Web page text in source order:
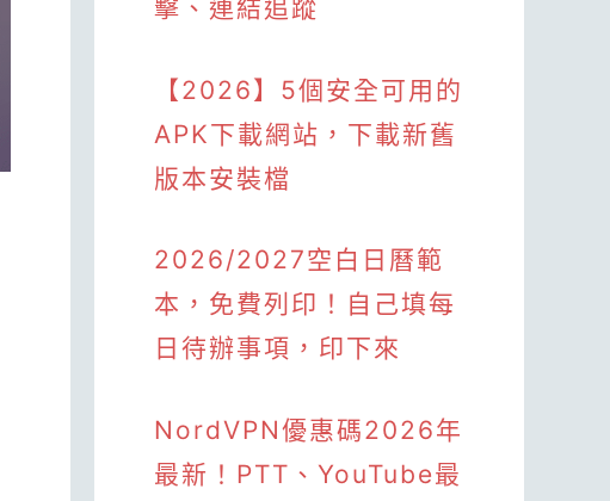
擊、連結追蹤
【2026】5個安全可用的
APK下載網站，下載新舊
版本安裝檔
2026/2027空白日曆範
本，免費列印！自己填每
日待辦事項，印下來
NordVPN優惠碼2026年
最新！PTT、YouTube最